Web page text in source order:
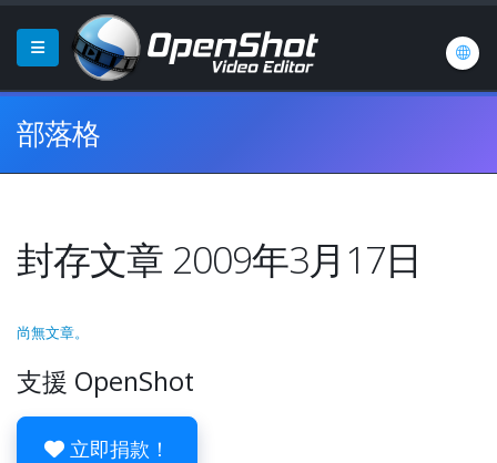
部落格
封存文章 2009年3月17日
尚無文章。
支援 OpenShot
立即捐款！